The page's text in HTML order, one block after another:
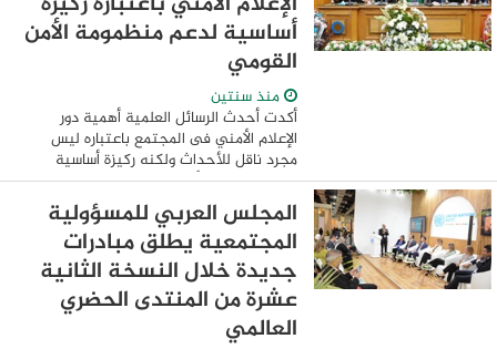
أساسية لدعم منظمومة الأمن
القومي
منذ سنتين
أكدت أحدث الرسائل العلمية أهمية دور
الإعلام الأمني فى المجتمع باعتباره ليس
مجرد ناقل للأحداث ولكنه ركيزة أساسية
لدعم منظومة الأمن القومي من خلال نشر
الوعي وتعزيز الشفافية وتنمية الحس الأمني
...
المجلس العربي للمسؤولية
المجتمعية يطلق مبادرات
جديدة خلال النسخة الثانية
عشرة من المنتدى الحضري
العالمي